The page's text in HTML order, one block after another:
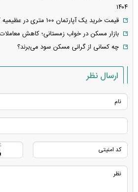
۱۴۰۴
قیمت خرید یک آپارتمان ۱۰۰ متری در عظیمیه کرج+ جدول اسفند ماه ۱۴۰۴
بازار مسکن در خواب زمستانی؛ کاهش معاملات
چه کسانی از گرانی مسکن سود می‌برند؟
ارسال نظر